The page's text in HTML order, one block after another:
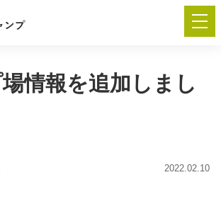
情報を追加しまし
2022.02.10